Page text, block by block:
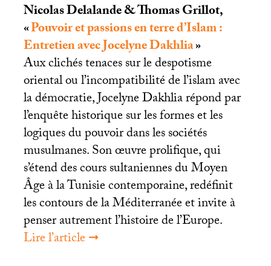
Nicolas Delalande & Thomas Grillot,
«Pouvoir et passions en terre d’Islam :
Entretien avec Jocelyne Dakhlia»
Aux clichés tenaces sur le despotisme
oriental ou l’incompatibilité de l’islam avec
la démocratie, Jocelyne Dakhlia répond par
l’enquête historique sur les formes et les
logiques du pouvoir dans les sociétés
musulmanes. Son œuvre prolifique, qui
s’étend des cours sultaniennes du Moyen
Âge à la Tunisie contemporaine, redéfinit
les contours de la Méditerranée et invite à
penser autrement l’histoire de l’Europe.
Lire l’article ➞